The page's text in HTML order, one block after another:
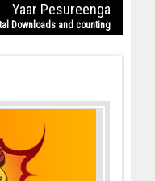
Yaar Pesureenga
Downloads and counting